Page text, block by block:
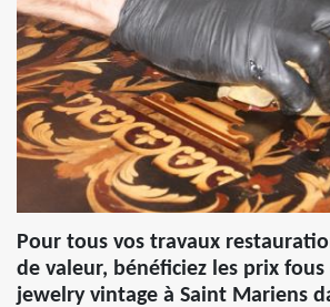
Pour tous vos travaux
de valeur, bénéficiez les prix
jewelry vintage à Saint Mariens